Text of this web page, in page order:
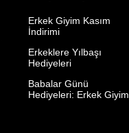
Erkek Giyim Kasım
İndirimi
Erkeklere Yılbaşı
Hediyeleri
Babalar Günü
Hediyeleri: Erkek Giyim